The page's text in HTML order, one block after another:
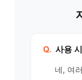
Q. 사용
네, 여